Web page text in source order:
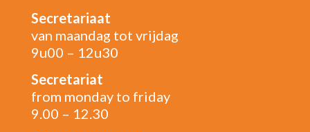
Secretariaat
van maandag tot vrijdag
9u00 – 12u30
Secretariat
from monday to friday
9.00 – 12.30